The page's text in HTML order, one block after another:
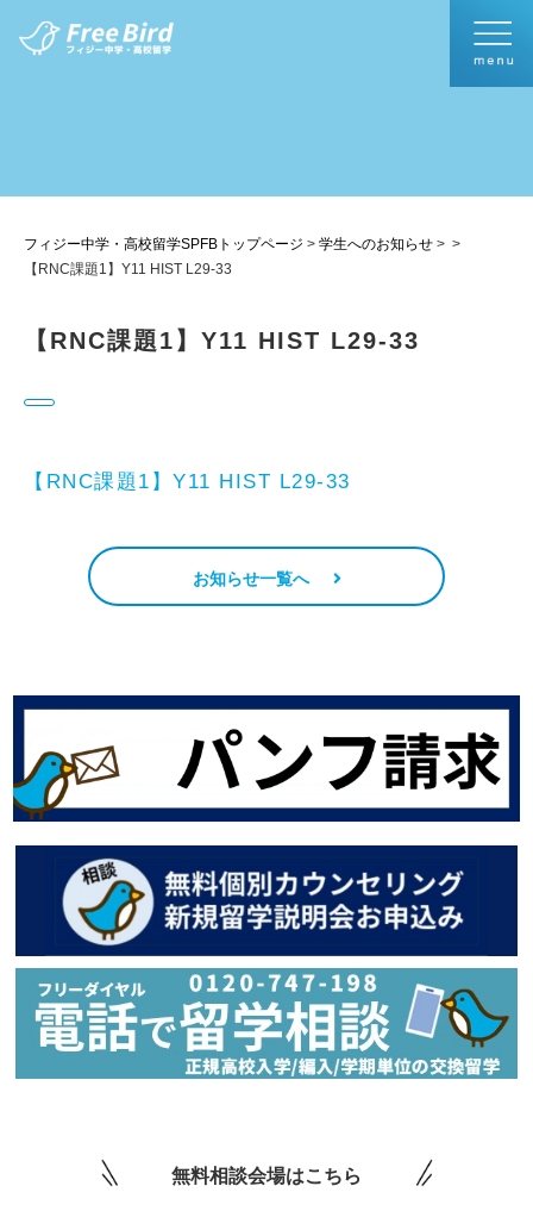
フィジー中学・高校留学SPFBトップページ > 学生へのお知らせ > >
【RNC課題1】Y11 HIST L29-33
【RNC課題1】Y11 HIST L29-33
【RNC課題1】Y11 HIST L29-33
お知らせ一覧へ
無料相談会場はこちら